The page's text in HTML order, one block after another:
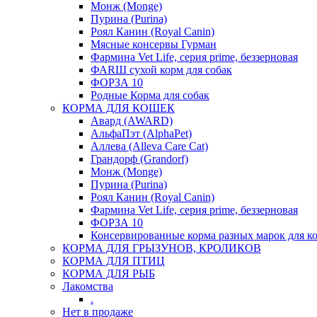
Монж (Monge)
Пурина (Purina)
Роял Канин (Royal Canin)
Мясные консервы Гурман
Фармина Vet Life, серия prime, беззерновая
ФАRШ сухой корм для собак
ФОРЗА 10
Родные Корма для собак
КОРМА ДЛЯ КОШЕК
Авард (AWARD)
АльфаПэт (AlphaPet)
Аллева (Alleva Care Cat)
Грандорф (Grandorf)
Монж (Monge)
Пурина (Purina)
Роял Канин (Royal Canin)
Фармина Vet Life, серия prime, беззерновая
ФОРЗА 10
Консервированные корма разных марок для
КОРМА ДЛЯ ГРЫЗУНОВ, КРОЛИКОВ
КОРМА ДЛЯ ПТИЦ
КОРМА ДЛЯ РЫБ
Лакомства
.
Нет в продаже